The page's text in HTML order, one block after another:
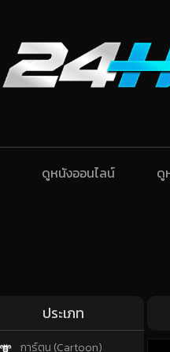
ดูหนังออนไลน์ ดู
ประเภท
การ์ตูน (Cartoon)